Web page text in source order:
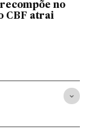
no
CBF atrai